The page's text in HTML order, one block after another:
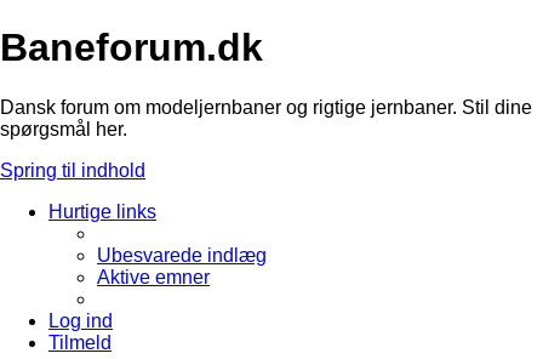
Baneforum.dk
Dansk forum om modeljernbaner og rigtige jernbaner. Stil dine
spørgsmål her.
Spring til indhold
Hurtige links
Ubesvarede indlæg
Aktive emner
Log ind
Tilmeld